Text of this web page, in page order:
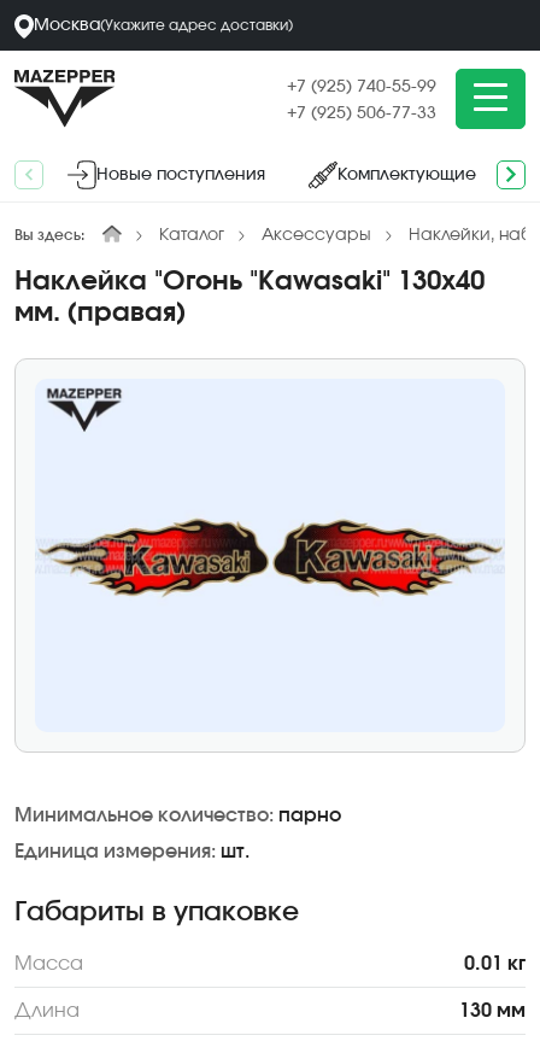
Москва(Укажите адрес доставки)
+7 (925) 740-55-99
+7 (925) 506-77-33
Новые поступления Комплектующие
Вы здесь: Каталог Аксессуары Наклейки,
Наклейка "Огонь "Kawasaki" 130х40
мм. (правая)
Минимальное количество: парно
Единица измерения: шт.
Габариты в упаковке
Масса 0.01 кг
Длина 130 мм